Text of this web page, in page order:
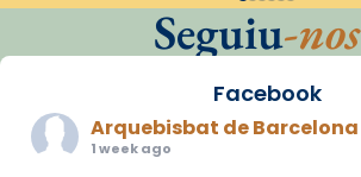
Seguiu-nos
Facebook
Arquebisbat de Barcelona
1 week ago